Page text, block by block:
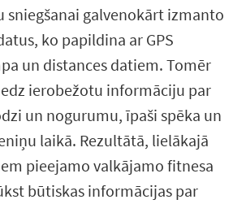
sniegšanai galvenokārt izmanto
ko papildina ar GPS
un distances datiem. Tomēr
ierobežotu informāciju par
un nogurumu, īpaši spēka un
laikā. Rezultātā, lielākajā
pieejamo valkājamo fitnesa
būtiskas informācijas par